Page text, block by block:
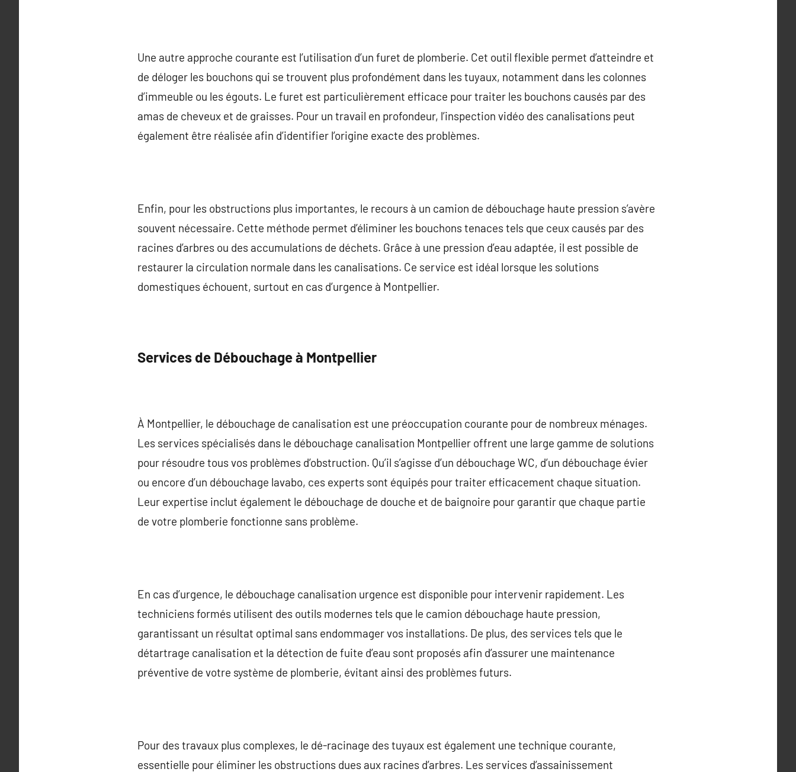
Une autre approche courante est l’utilisation d’un furet de plomberie. Cet outil flexible permet d’atteindre et
de déloger les bouchons qui se trouvent plus profondément dans les tuyaux, notamment dans les colonnes
d’immeuble ou les égouts. Le furet est particulièrement efficace pour traiter les bouchons causés par des
amas de cheveux et de graisses. Pour un travail en profondeur, l’inspection vidéo des canalisations peut
également être réalisée afin d’identifier l’origine exacte des problèmes.
Enfin, pour les obstructions plus importantes, le recours à un camion de débouchage haute pression s’avère
souvent nécessaire. Cette méthode permet d’éliminer les bouchons tenaces tels que ceux causés par des
racines d’arbres ou des accumulations de déchets. Grâce à une pression d’eau adaptée, il est possible de
restaurer la circulation normale dans les canalisations. Ce service est idéal lorsque les solutions
domestiques échouent, surtout en cas d’urgence à Montpellier.
Services de Débouchage à Montpellier
À Montpellier, le débouchage de canalisation est une préoccupation courante pour de nombreux ménages.
Les services spécialisés dans le débouchage canalisation Montpellier offrent une large gamme de solutions
pour résoudre tous vos problèmes d’obstruction. Qu’il s’agisse d’un débouchage WC, d’un débouchage évier
ou encore d’un débouchage lavabo, ces experts sont équipés pour traiter efficacement chaque situation.
Leur expertise inclut également le débouchage de douche et de baignoire pour garantir que chaque partie
de votre plomberie fonctionne sans problème.
En cas d’urgence, le débouchage canalisation urgence est disponible pour intervenir rapidement. Les
techniciens formés utilisent des outils modernes tels que le camion débouchage haute pression,
garantissant un résultat optimal sans endommager vos installations. De plus, des services tels que le
détartrage canalisation et la détection de fuite d’eau sont proposés afin d’assurer une maintenance
préventive de votre système de plomberie, évitant ainsi des problèmes futurs.
Pour des travaux plus complexes, le dé-racinage des tuyaux est également une technique courante,
essentielle pour éliminer les obstructions dues aux racines d’arbres. Les services d’assainissement